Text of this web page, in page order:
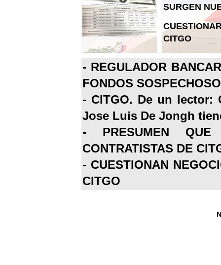
SURGEN
CITGO
- REGULADOR
FONDOS
- CITGO. De un lector:
Jose Luis De Jongh
- PRESUMEN
CONTRATISTAS DE
- CUESTIONAN
CITGO